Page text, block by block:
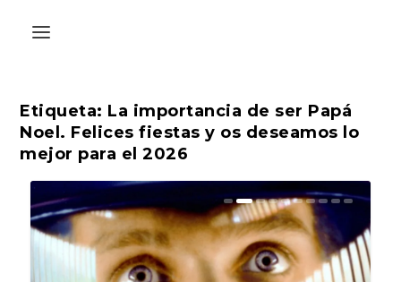
Etiqueta: La importancia de ser Papá
Noel. Felices fiestas y os deseamos lo
mejor para el 2026